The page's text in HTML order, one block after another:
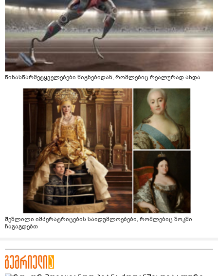
წინასწარმეტყველებები წიგნებიდან, რომლებიც რეალურად ახდა
შეშლილი იმპერატრიცების საიდუმლოებები, რომლებიც შოკში
ჩაგაგდებთ